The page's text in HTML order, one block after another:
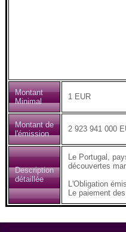
Montant
Minimal
1 EUR
Montant de
l'émission
2 923 941 000
Description
détaillée
Le Portugal,
découvertes
L'Obligation
Le paiement